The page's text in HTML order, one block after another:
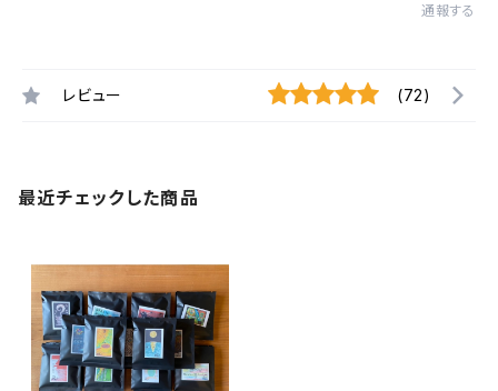
通報する
レビュー (72)
最近チェックした商品